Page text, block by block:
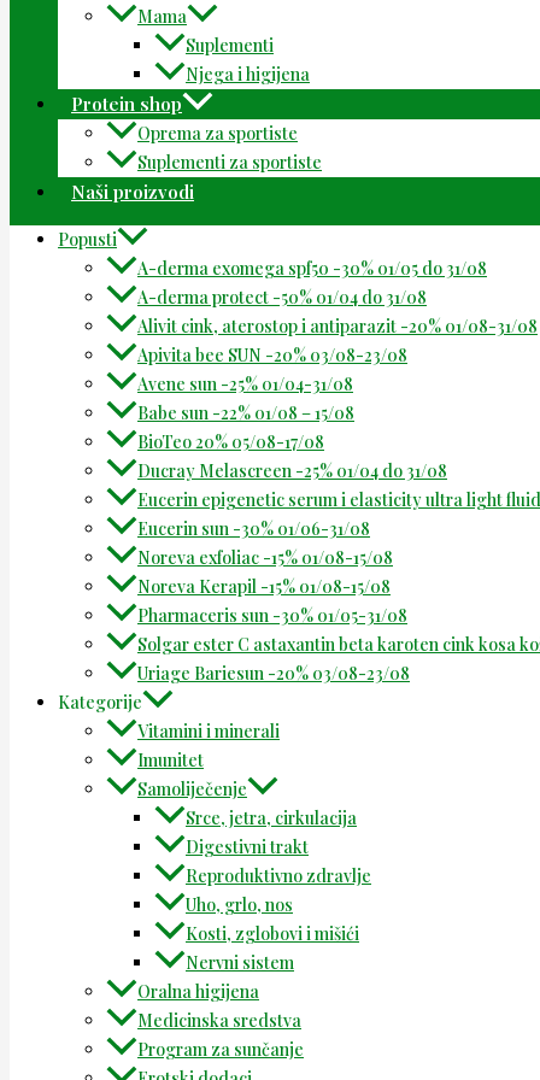
Mama
Suplementi
Njega i higijena
Protein shop
Oprema za sportiste
Suplementi za sportiste
Naši proizvodi
Popusti
A-derma exomega spf50 -30% 01/05 do 31/08
A-derma protect -50% 01/04 do 31/08
Alivit cink, aterostop i antiparazit -20% 01/08-31/08
Apivita bee SUN -20% 03/08-23/08
Avene sun -25% 01/04-31/08
Babe sun -22% 01/08 – 15/08
BioTeo 20% 05/08-17/08
Ducray Melascreen -25% 01/04 do 31/08
Eucerin epigenetic serum i elasticity ultra light
Eucerin sun -30% 01/06-31/08
Noreva exfoliac -15% 01/08-15/08
Noreva Kerapil -15% 01/08-15/08
Pharmaceris sun -30% 01/05-31/08
Solgar ester C astaxantin beta karoten cink kosa
Uriage Bariesun -20% 03/08-23/08
Kategorije
Vitamini i minerali
Imunitet
Samoliječenje
Srce, jetra, cirkulacija
Digestivni trakt
Reproduktivno zdravlje
Uho, grlo, nos
Kosti, zglobovi i mišići
Nervni sistem
Oralna higijena
Medicinska sredstva
Program za sunčanje